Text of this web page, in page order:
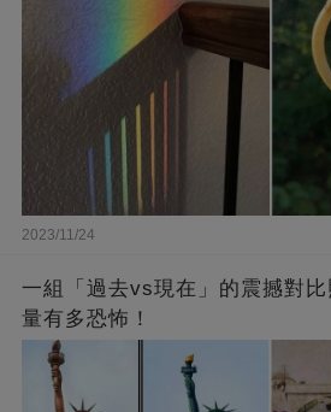
2023/11/24
一組「過去vs現在」的震撼對
量有多恐怖！